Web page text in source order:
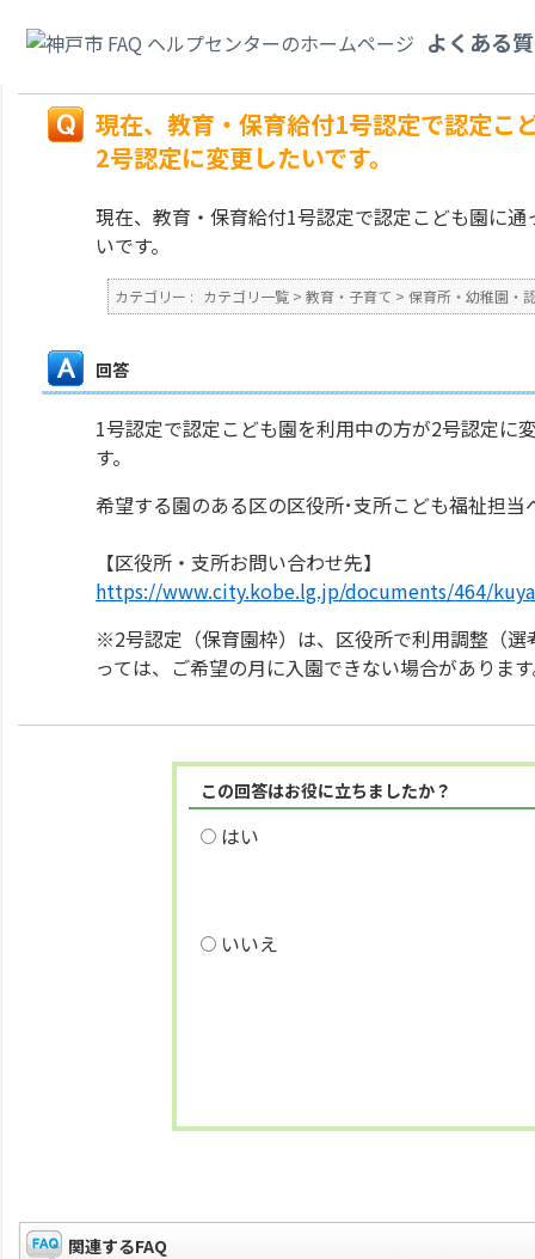
よくある
す。就労したため、教育・保育給付2号認定に変更したいです。
現在、教育・保育給付1号認定で認定こ
2号認定に変更したいです。
現在、教育・保育給付1号認定で認定こども園に
いです。
カテゴリー : カテゴリ一覧 > 教育・子育て > 保育所・幼稚園・
回答
1号認定で認定こども園を利用中の方が2号認定に
す。
希望する園のある区の区役所･支所こども福祉担
【区役所・支所お問い合わせ先】
https://www.city.kobe.lg.jp/documents/464/
※2号認定（保育園枠）は、区役所で利用調整（
っては、ご希望の月に入園できない場合がありま
この回答はお役に立ちましたか？
はい
いいえ
関連するFAQ